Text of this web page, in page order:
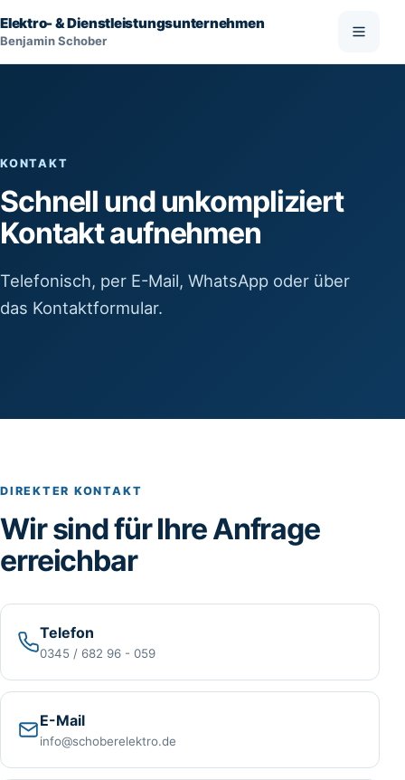
Elektro- & Dienstleistungsunternehmen
Benjamin Schober
Menü
KONTAKT
Schnell und unkompliziert
Kontakt aufnehmen
Telefonisch, per E-Mail, WhatsApp oder über
das Kontaktformular.
DIREKTER KONTAKT
Wir sind für Ihre Anfrage
erreichbar
Telefon
0345 / 682 96 - 059
E-Mail
info@schoberelektro.de